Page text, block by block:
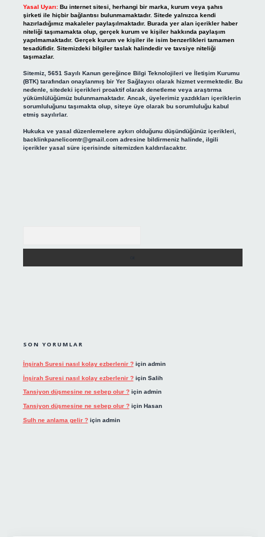
Yasal Uyarı: Bu internet sitesi, herhangi bir marka, kurum veya şahıs
şirketi ile hiçbir bağlantısı bulunmamaktadır. Sitede yalnızca kendi
hazırladığımız makaleler paylaşılmaktadır. Burada yer alan içerikler haber
niteliği taşımamakta olup, gerçek kurum ve kişiler hakkında paylaşım
yapılmamaktadır. Gerçek kurum ve kişiler ile isim benzerlikleri tamamen
tesadüfidir. Sitemizdeki bilgiler taslak halindedir ve tavsiye niteliği
taşımazlar.
Sitemiz, 5651 Sayılı Kanun gereğince Bilgi Teknolojileri ve İletişim Kurumu
(BTK) tarafından onaylanmış bir Yer Sağlayıcı olarak hizmet vermektedir. Bu
nedenle, sitedeki içerikleri proaktif olarak denetleme veya araştırma
yükümlülüğümüz bulunmamaktadır. Ancak, üyelerimiz yazdıkları içeriklerin
sorumluluğunu taşımakta olup, siteye üye olarak bu sorumluluğu kabul
etmiş sayılırlar.
Hukuka ve yasal düzenlemelere aykırı olduğunu düşündüğünüz içerikleri,
backlinkpanelicomtr@gmail.comadresine bildirmeniz halinde, ilgili
içerikler yasal süre içerisinde sitemizden kaldırılacaktır.
SON YORUMLAR
İnşirah Suresi nasıl kolay ezberlenir ?için admin
İnşirah Suresi nasıl kolay ezberlenir ?için Salih
Tansiyon düşmesine ne sebep olur ?için admin
Tansiyon düşmesine ne sebep olur ?için Hasan
Sulh ne anlama gelir ?için admin